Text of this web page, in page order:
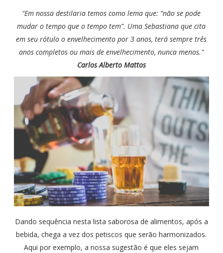
"Em nossa destilaria temos como lema que: “não se pode
mudar o tempo que o tempo tem”. Uma Sebastiana que cita
em seu rótulo o envelhecimento por 3 anos, terá sempre três
anos completos ou mais de envelhecimento, nunca menos."
Carlos Alberto Mattos
Dando sequência nesta lista saborosa de alimentos, após a
bebida, chega a vez dos petiscos que serão harmonizados.
Aqui por exemplo, a nossa sugestão é que eles sejam